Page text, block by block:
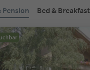
Pension Bed & Breakfast